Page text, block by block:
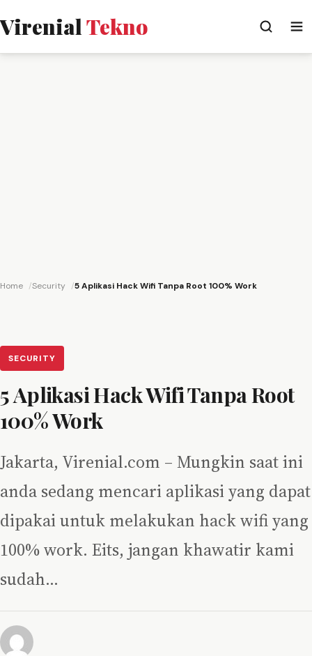
VirenialTekno
Home Security 5 Aplikasi Hack Wifi Tanpa Root 100% Work
SECURITY
5 Aplikasi Hack Wifi Tanpa Root
100% Work
Jakarta, Virenial.com – Mungkin saat ini
anda sedang mencari aplikasi yang dapat
dipakai untuk melakukan hack wifi yang
100% work. Eits, jangan khawatir kami
sudah…